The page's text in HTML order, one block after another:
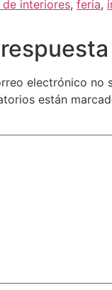
de interiores, feria,
electrónico no
están